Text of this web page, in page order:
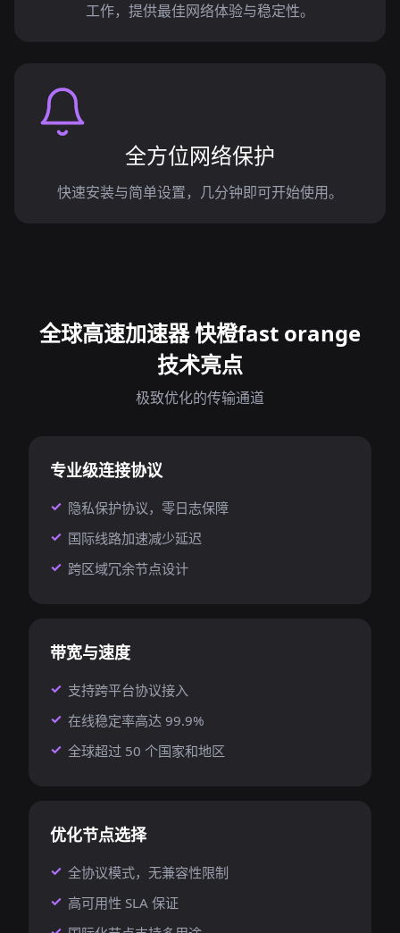
工作，提供最佳网络体验与稳定性。
全方位网络保护
快速安装与简单设置，几分钟即可开始使用。
全球高速加速器 快橙fast orange
技术亮点
极致优化的传输通道
专业级连接协议
隐私保护协议，零日志保障
国际线路加速减少延迟
跨区域冗余节点设计
带宽与速度
支持跨平台协议接入
在线稳定率高达 99.9%
全球超过 50 个国家和地区
优化节点选择
全协议模式，无兼容性限制
高可用性 SLA 保证